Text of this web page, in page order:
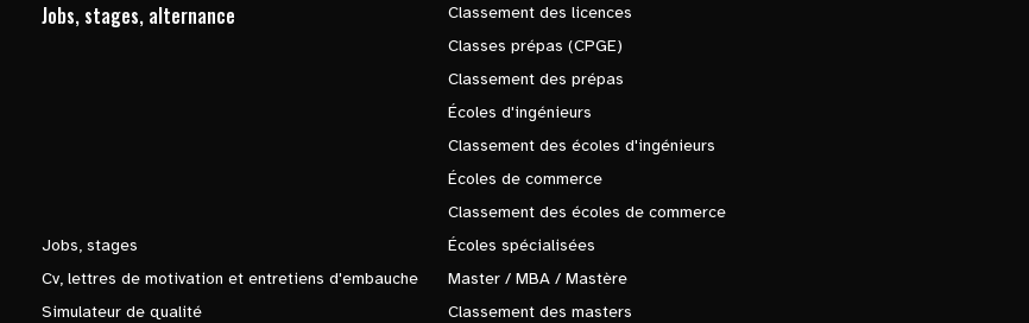
Jobs, stages, alternance
Jobs, stages
Cv, lettres de motivation et entretiens d'embauche
Simulateur de qualité
Classement des licences
Classes prépas (CPGE)
Classement des prépas
Écoles d'ingénieurs
Classement des écoles d'ingénieurs
Écoles de commerce
Classement des écoles de commerce
Écoles spécialisées
Master / MBA / Mastère
Classement des masters